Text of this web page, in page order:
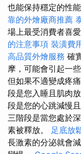
也能保持穩定的性
靠的外燴廠商推薦
場上最受消費者喜
的注意事項 裝潢費
高品質外燴服務 確
摩，可能會引起一
但如果不適變成疼
段是您入睡且肌肉
段是您的心跳減慢
三階段是當您處於
素被釋放。 足底放
長激素的分泌就會